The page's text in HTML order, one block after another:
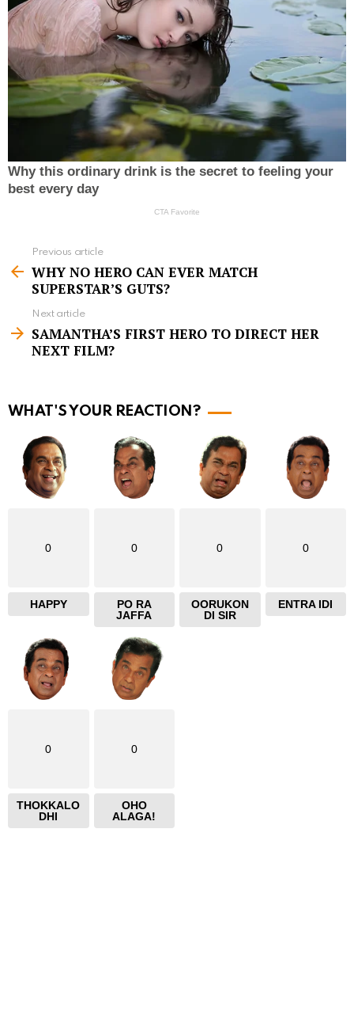
e
m
e
Previous article
WHY NO HERO CAN EVER MATCH
SUPERSTAR’S GUTS?
Next article
SAMANTHA’S FIRST HERO TO DIRECT HER
NEXT FILM?
WHAT'S YOUR REACTION?
0
HAPPY
0
PO RA
JAFFA
0
OORUKON
DI SIR
0
ENTRA IDI
0
THOKKALO
DHI
0
OHO
ALAGA!